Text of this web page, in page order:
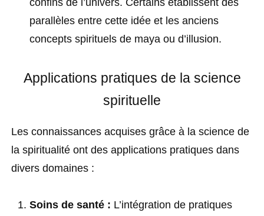
confins de l’univers. Certains établissent des
parallèles entre cette idée et les anciens
concepts spirituels de maya ou d’illusion.
Applications pratiques de la science
spirituelle
Les connaissances acquises grâce à la science de
la spiritualité ont des applications pratiques dans
divers domaines :
Soins de santé : L’intégration de pratiques